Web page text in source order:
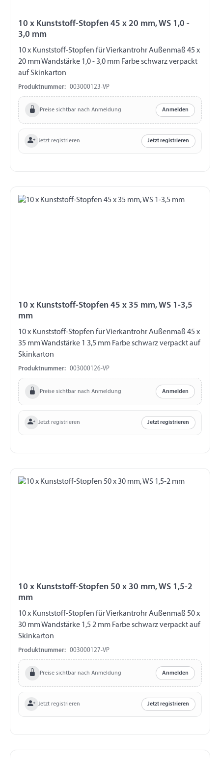
10 x Kunststoff-Stopfen 45 x 20 mm, WS 1,0 -
3,0 mm
10 x Kunststoff-Stopfen für Vierkantrohr Außenmaß 45 x
20 mm Wandstärke 1,0 - 3,0 mm Farbe schwarz verpackt
auf Skinkarton
Produktnummer: 003000123-VP
Preise sichtbar nach Anmeldung Anmelden
Jetzt registrieren Jetzt registrieren
10 x Kunststoff-Stopfen 45 x 35 mm, WS 1-3,5
mm
10 x Kunststoff-Stopfen für Vierkantrohr Außenmaß 45 x
35 mm Wandstärke 1 3,5 mm Farbe schwarz verpackt auf
Skinkarton
Produktnummer: 003000126-VP
Preise sichtbar nach Anmeldung Anmelden
Jetzt registrieren Jetzt registrieren
10 x Kunststoff-Stopfen 50 x 30 mm, WS 1,5-2
mm
10 x Kunststoff-Stopfen für Vierkantrohr Außenmaß 50 x
30 mm Wandstärke 1,5 2 mm Farbe schwarz verpackt auf
Skinkarton
Produktnummer: 003000127-VP
Preise sichtbar nach Anmeldung Anmelden
Jetzt registrieren Jetzt registrieren